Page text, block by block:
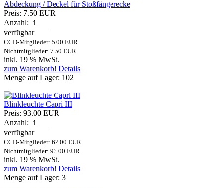
Abdeckung / Deckel für Stoßfängerecke
Preis: 7.50 EUR
Anzahl:
verfügbar
CCD-Mitglieder: 5.00 EUR
Nichtmitglieder: 7.50 EUR
inkl. 19 % MwSt.
zum Warenkorb! Details
Menge auf Lager: 102
Blinkleuchte Capri III
Preis: 93.00 EUR
Anzahl:
verfügbar
CCD-Mitglieder: 62.00 EUR
Nichtmitglieder: 93.00 EUR
inkl. 19 % MwSt.
zum Warenkorb! Details
Menge auf Lager: 3